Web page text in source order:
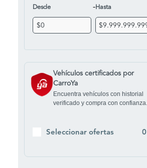
Desde -Hasta
Vehículos certificados por
CarroYa
Encuentra vehículos con historial
verificado y compra con confianza.
Seleccionar ofertas 0